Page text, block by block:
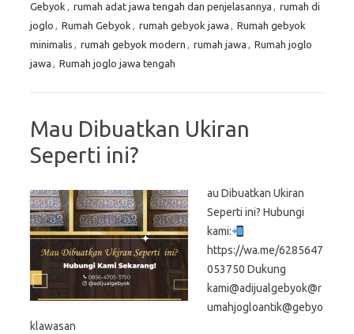
Gebyok , rumah adat jawa tengah dan penjelasannya , rumah di
joglo , Rumah Gebyok , rumah gebyok jawa , Rumah gebyok
minimalis , rumah gebyok modern , rumah jawa , Rumah joglo
jawa , Rumah joglo jawa tengah
Mau Dibuatkan Ukiran
Seperti ini?
au Dibuatkan Ukiran
Seperti ini? Hubungi
kami:
https://wa.me/6285647
053750 Dukung
kami@adijualgebyok@r
umahjogloantik@gebyo
klawasan